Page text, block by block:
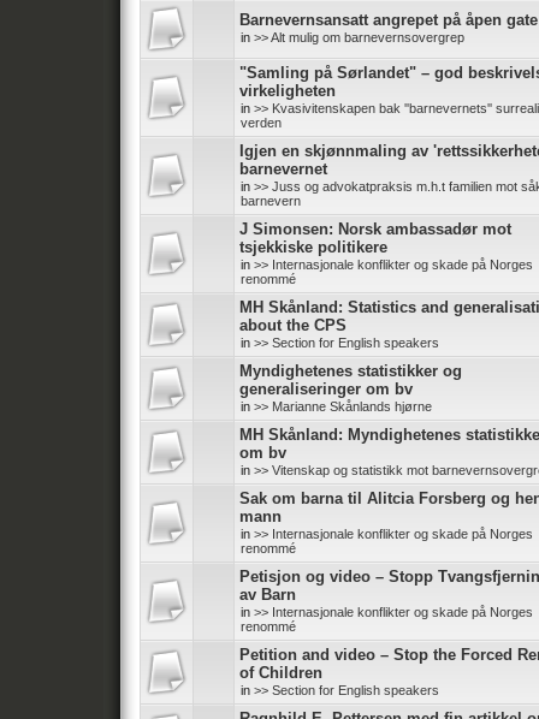
Barnevernsansatt angrepet på åpen gate
in >> Alt mulig om barnevernsovergrep
"Samling på Sørlandet" – god
virkeligheten
in >> Kvasivitenskapen bak ''barnevernets''
verden
Igjen en skjønnmaling av
barnevernet
in >> Juss og advokatpraksis m.h.t familien mot
barnevern
J Simonsen: Norsk ambassadør mot
tsjekkiske politikere
in >> Internasjonale konflikter og skade på Norges
renommé
MH Skånland: Statistics and
about the CPS
in >> Section for English speakers
Myndighetenes statistikker og
generaliseringer om bv
in >> Marianne Skånlands hjørne
MH Skånland: Myndighetenes
om bv
in >> Vitenskap og statistikk mot
Sak om barna til Alitcia Forsberg og
mann
in >> Internasjonale konflikter og skade på Norges
renommé
Petisjon og video – Stopp
av Barn
in >> Internasjonale konflikter og skade på Norges
renommé
Petition and video – Stop the Forced
of Children
in >> Section for English speakers